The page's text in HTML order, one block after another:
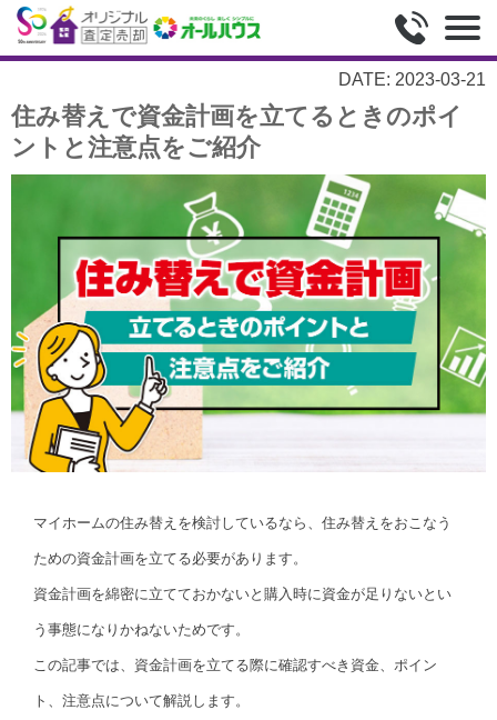
DATE: 2023-03-21
住み替えで資金計画を立てるときのポイ
ントと注意点をご紹介
マイホームの住み替えを検討しているなら、住み替えをおこなう
ための資金計画を立てる必要があります。
資金計画を綿密に立てておかないと購入時に資金が足りないとい
う事態になりかねないためです。
この記事では、資金計画を立てる際に確認すべき資金、ポイン
ト、注意点について解説します。